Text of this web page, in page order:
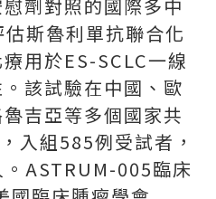
劑對照的國際多中
斯魯利單抗聯合化
用於ES-SCLC一線
該試驗在中國、歐
吉亞等多個國家共
入組585例受試者，
ASTRUM-005臨床